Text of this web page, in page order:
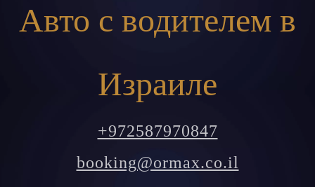
Авто с водителем в
Израиле
+972587970847
booking@ormax.co.il